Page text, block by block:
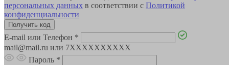
персональных данных в соответствии с Политикой
конфиденциальности
E-mail или Телефон *
mail@mail.ru или 7XXXXXXXXXX
Пароль *